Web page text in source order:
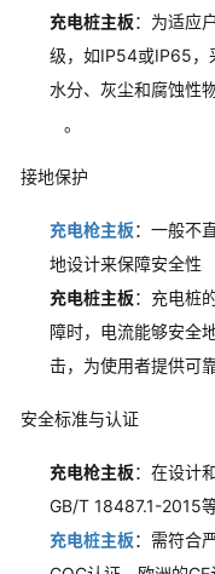
充电桩主板：为适应
级，如IP54或IP65，
水分、灰尘和腐蚀性
。
接地保护
充电枪主板：一般不
地设计来保障安全性
充电桩主板：充电桩
障时，电流能够安全
击，为使用者提供可
安全标准与认证
充电枪主板：在设计
GB/T 18487.1-2015
充电桩主板：需符合